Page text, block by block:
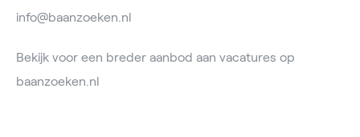
info@baanzoeken.nl
Bekijk voor een breder aanbod aan vacatures op
baanzoeken.nl